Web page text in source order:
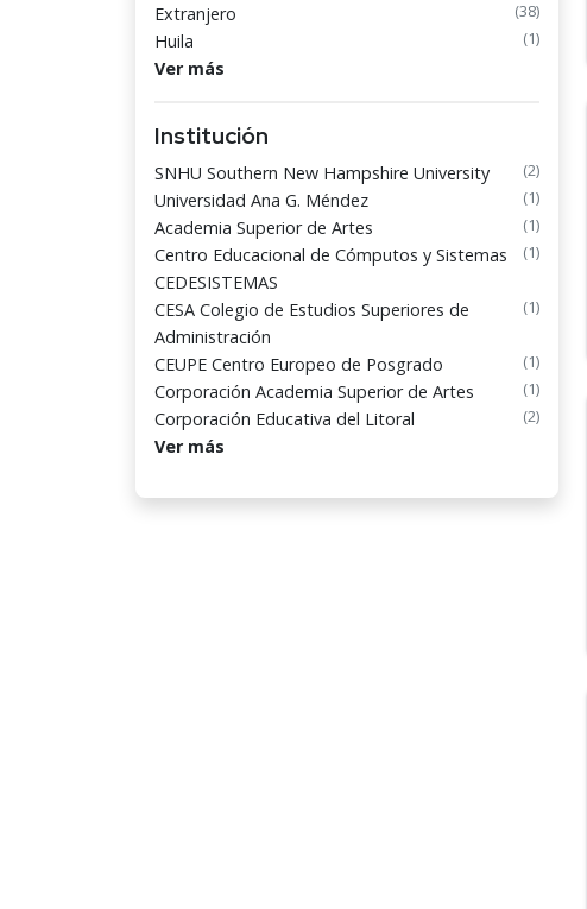
Extranjero (38)
Huila (1)
Ver más
Institución
SNHU Southern New Hampshire University (2)
Universidad Ana G. Méndez (1)
Academia Superior de Artes (1)
Centro Educacional de Cómputos y Sistemas
CEDESISTEMAS
(1)
CESA Colegio de Estudios Superiores de
Administración
(1)
CEUPE Centro Europeo de Posgrado (1)
Corporación Academia Superior de Artes (1)
Corporación Educativa del Litoral (2)
Ver más